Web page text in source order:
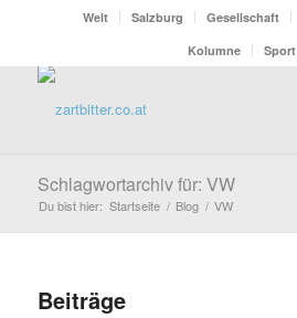
Welt Salzburg Gesellschaft
Kolumne
Sport
Schlagwortarchiv für: VW
Du bist hier: Startseite / Blog / VW
Beiträge